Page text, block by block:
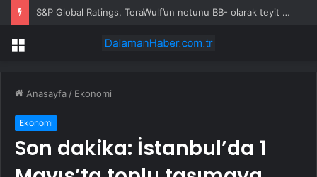
S&P Global Ratings, TeraWulf’un notunu BB- olarak teyit etti
Menü
Anasayfa / Ekonomi
Ekonomi
Son dakika: İstanbul’da 1